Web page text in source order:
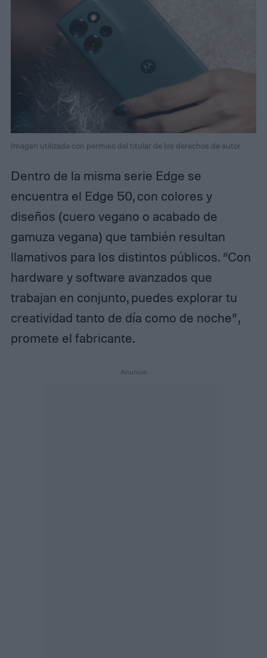
Imagen utilizada con permiso del titular de los derechos de autor
Dentro de la misma serie Edge se
encuentra el Edge 50, con colores y
diseños (cuero vegano o acabado de
gamuza vegana) que también resultan
llamativos para los distintos públicos. “Con
hardware y software avanzados que
trabajan en conjunto, puedes explorar tu
creatividad tanto de día como de noche”,
promete el fabricante.